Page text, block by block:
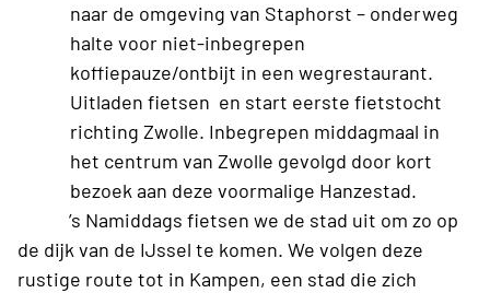
naar de omgeving van Staphorst – onderweg
halte voor niet-inbegrepen
koffiepauze/ontbijt in een wegrestaurant.
Uitladen fietsen en start eerste fietstocht
richting Zwolle. Inbegrepen middagmaal in
het centrum van Zwolle gevolgd door kort
bezoek aan deze voormalige Hanzestad.
’s Namiddags fietsen we de stad uit om zo op
de dijk van de IJssel te komen. We volgen deze
rustige route tot in Kampen, een stad die zich